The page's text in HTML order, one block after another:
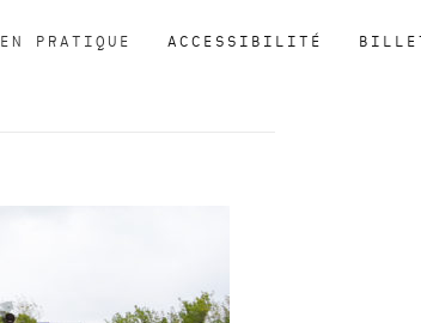
EN PRATIQUE ACCESSIBILITÉ